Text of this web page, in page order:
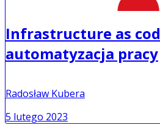
Infrastructure as
automatyzacja pracy
Radosław Kubera
5 lutego 2023